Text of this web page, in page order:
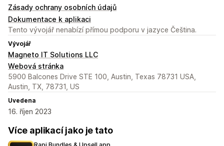
Zásady ochrany osobních údajů
Dokumentace k aplikaci
Tento vývojář nenabízí přímou podporu v jazyce Čeština.
Vývojář
Magneto IT Solutions LLC
Webová stránka
5900 Balcones Drive STE 100, Austin, Texas 78731 USA,
Austin, TX, 78731, US
Uvedena
16. říjen 2023
Více aplikací jako je tato